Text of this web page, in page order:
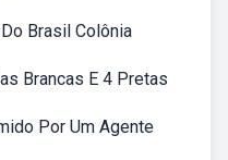
Brasil Colônia
Brancas E 4 Pretas
Por Um Agente